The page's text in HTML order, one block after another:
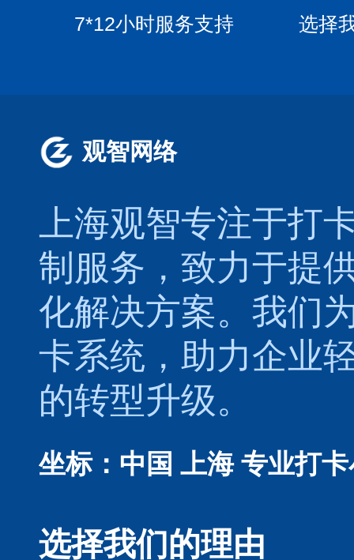
7*12小时服务支持 选择
观智网络
上海观智专注于打
制服务，致力于提
化解决方案。我们
卡系统，助力企业
的转型升级。
坐标：中国 上海 专业打
选择我们的理由